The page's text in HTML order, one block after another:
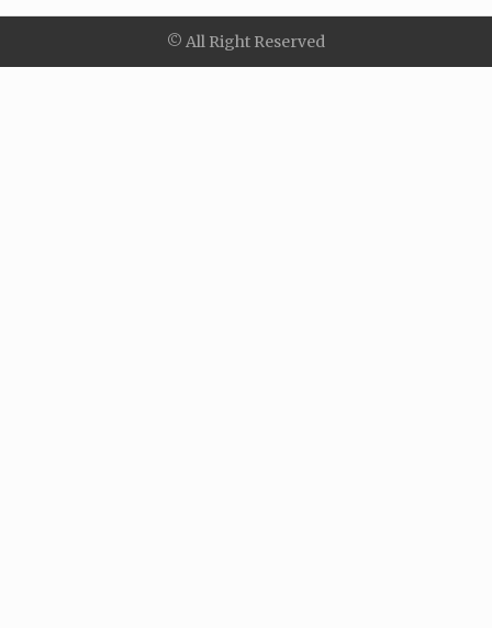
© All Right Reserved